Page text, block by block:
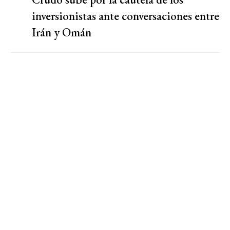
inversionistas ante conversaciones entre
Irán y Omán